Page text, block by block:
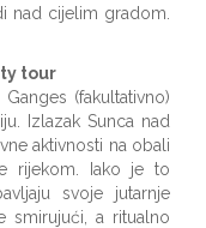
nad cijelim gradom.
tour
(fakultativno)
Izlazak Sunca nad
aktivnosti na obali
rijekom. Iako je to
svoje jutarnje
smirujući, a ritualno